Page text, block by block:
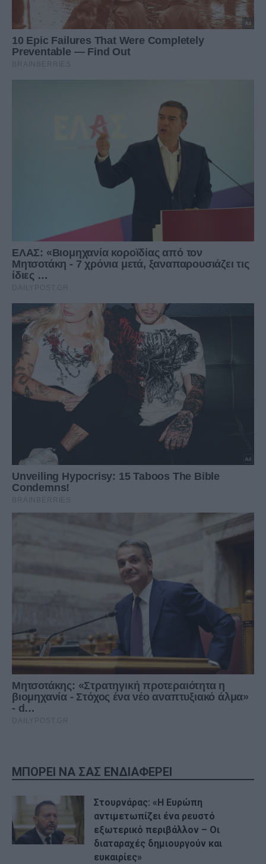
ΜΠΟΡΕΙ ΝΑ ΣΑΣ ΕΝΔΙΑΦΕΡΕΙ
Στουρνάρας: «Η Ευρώπη
αντιμετωπίζει ένα ρευστό
εξωτερικό περιβάλλον – Oι
διαταραχές δημιουργούν και
ευκαιρίες»